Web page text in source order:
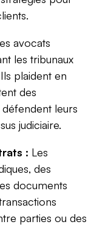
avocats
les tribunaux
plaident en
des
leurs
judiciaire.
: Les
des
documents
parties ou des